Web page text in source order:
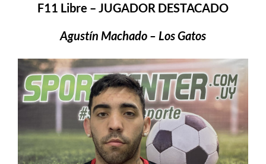
F11 Libre – JUGADOR DESTACADO
Agustín Machado – Los Gatos